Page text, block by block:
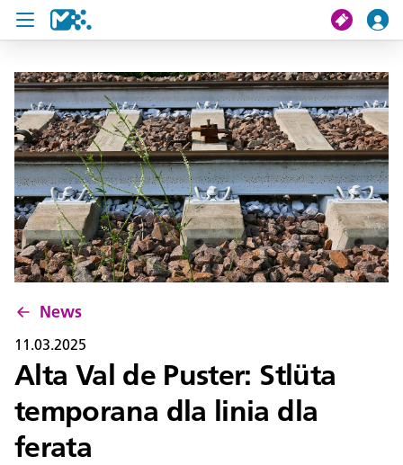
Crissa
Mi viac
Chertes de viac
U19 Pass
News
Servisc y cuntat
News
11.03.2025
Alta Val de Puster: Stlüta
temporana dla linia dla
ferata